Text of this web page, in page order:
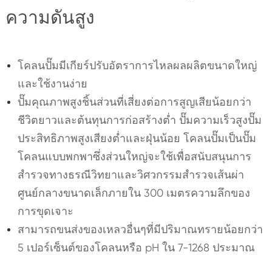
ความดันสูง
โคลนปั๊มมีเกียร์ปรับอัตราการไหลผลผลิตขนาดใหญ่
และใช้งานง่าย
ปั๊มคุณภาพสูงชิ้นส่วนที่เสี่ยงต่อการสูญเสียน้อยกว่า
ชีวิตยาวและต้นทุนการก่อสร้างต่ำ ปั๊มความเร็วสูงปั๊ม
ประสิทธิภาพสูงเสียงต่ำและฝุ่นน้อย โคลนปั๊มเป็นปั๊ม
โคลนแบบพกพาซึ่งส่วนใหญ่จะใช้เพื่อสนับสนุนการ
สำรวจทางธรณีวิทยาและวิศวกรรมสำรวจเส้นผ่า
ศูนย์กลางขนาดเล็กภายใน 300 เมตรความลึกของ
การขุดเจาะ
สามารถขนส่งของเหลวอื่นๆที่มีปริมาณทรายน้อยกว่า
5 เปอร์เซ็นต์ของโคลนหรือ pH ใน 7-1268 ประมาณ